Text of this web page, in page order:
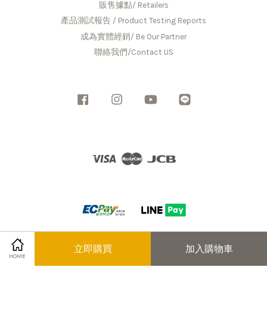
HOME
立即購買 加入購物車
販售據點/ Retailers
產品測試報告 / Product Testing Reports
成為實體經銷/ Be Our Partner
聯絡我們/Contact US
Facebook Instagram YouTube
Visa Master
Share on Facebook Share on Twitter